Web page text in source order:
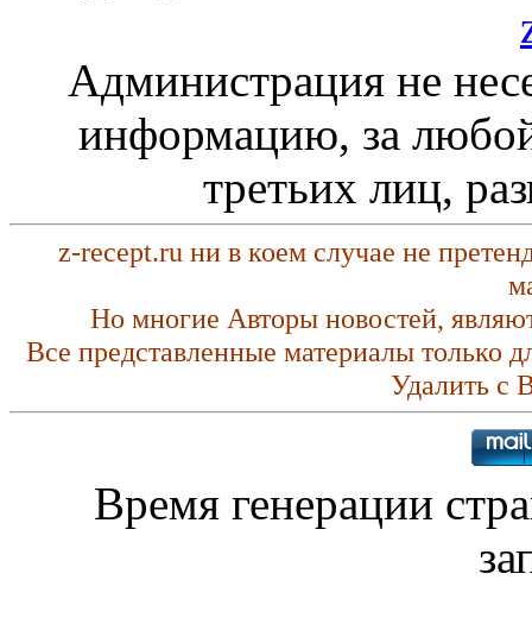
Администрация не
информацию, за любой
третьих лиц,
z-recept.ru ни в коем случае не
Но многие Авторы новостей,
Все представленные материалы только
Удалить с
Время генерации